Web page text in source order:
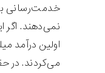
خدمت‌رسانی به
نمی‌دهند. اگر
اولین درآمد
می‌کردند. در